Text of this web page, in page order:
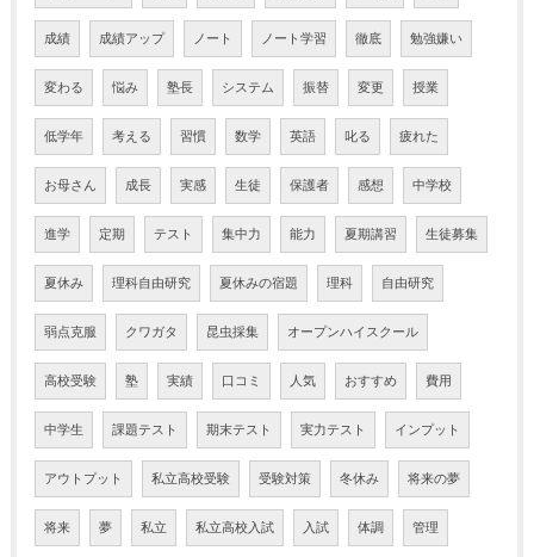
成績 成績アップ ノート ノート学習 徹底 勉強嫌い
変わる 悩み 塾長 システム 振替 変更 授業
低学年 考える 習慣 数学 英語 叱る 疲れた
お母さん 成長 実感 生徒 保護者 感想 中学校
進学 定期 テスト 集中力 能力 夏期講習 生徒募集
夏休み 理科自由研究 夏休みの宿題 理科 自由研究
弱点克服 クワガタ 昆虫採集 オープンハイスクール
高校受験 塾 実績 口コミ 人気 おすすめ 費用
中学生 課題テスト 期末テスト 実力テスト インプット
アウトプット 私立高校受験 受験対策 冬休み 将来の夢
将来 夢 私立 私立高校入試 入試 体調 管理